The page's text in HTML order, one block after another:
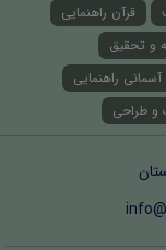
قرآن راهنمایی
و تحقیق
آسمانی راهنمایی
و طراحی